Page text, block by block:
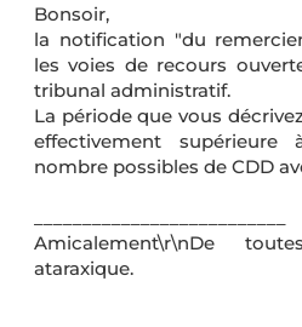
Bonsoir,
la notification "du
les voies de recours
tribunal administratif.
La période que vous
effectivement
nombre possibles de CDD
Amicalement\r\nDe
ataraxique.